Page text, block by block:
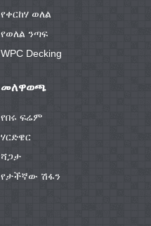
የቀርከሃ ወለል
የወለል ንጣፍ
WPC Decking
መለዋወጫ
የበሩ ፍሬም
ሃርድዌር
ሻጋታ
የታችኛው ሽፋን